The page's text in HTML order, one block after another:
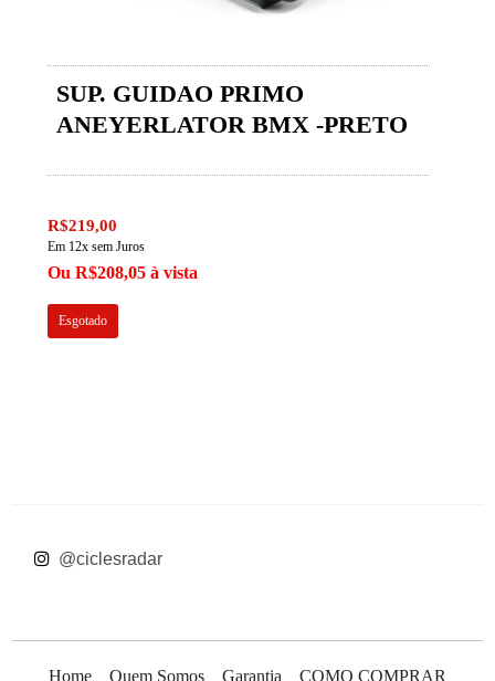
SUP. GUIDAO PRIMO
ANEYERLATOR BMX -PRETO
R$219,00
Em 12x sem Juros
Ou R$208,05 à vista
Esgotado
@ciclesradar
Home Quem Somos Garantia COMO COMPRAR